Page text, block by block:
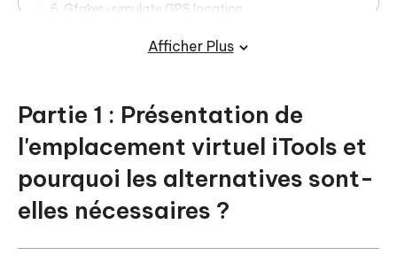
6. Gfaker-simulate GPS location
Afficher Plus
Partie 1 : Présentation de
l'emplacement virtuel iTools et
pourquoi les alternatives sont-
elles nécessaires ?